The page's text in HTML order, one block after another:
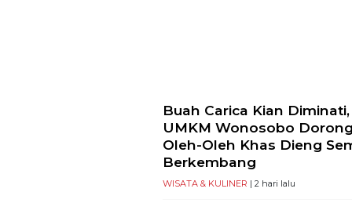
Buah Carica Kian Diminati,
UMKM Wonosobo Dorong
Oleh-Oleh Khas Dieng
Berkembang
WISATA & KULINER | 2 hari lalu